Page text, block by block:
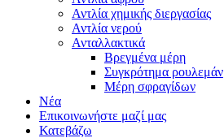
Αντλία χημικής διεργασίας
Αντλία νερού
Ανταλλακτικά
Βρεγμένα μέρη
Συγκρότημα ρουλεμάν
Μέρη σφραγίδων
Νέα
Επικοινωνήστε μαζί μας
Κατεβάζω